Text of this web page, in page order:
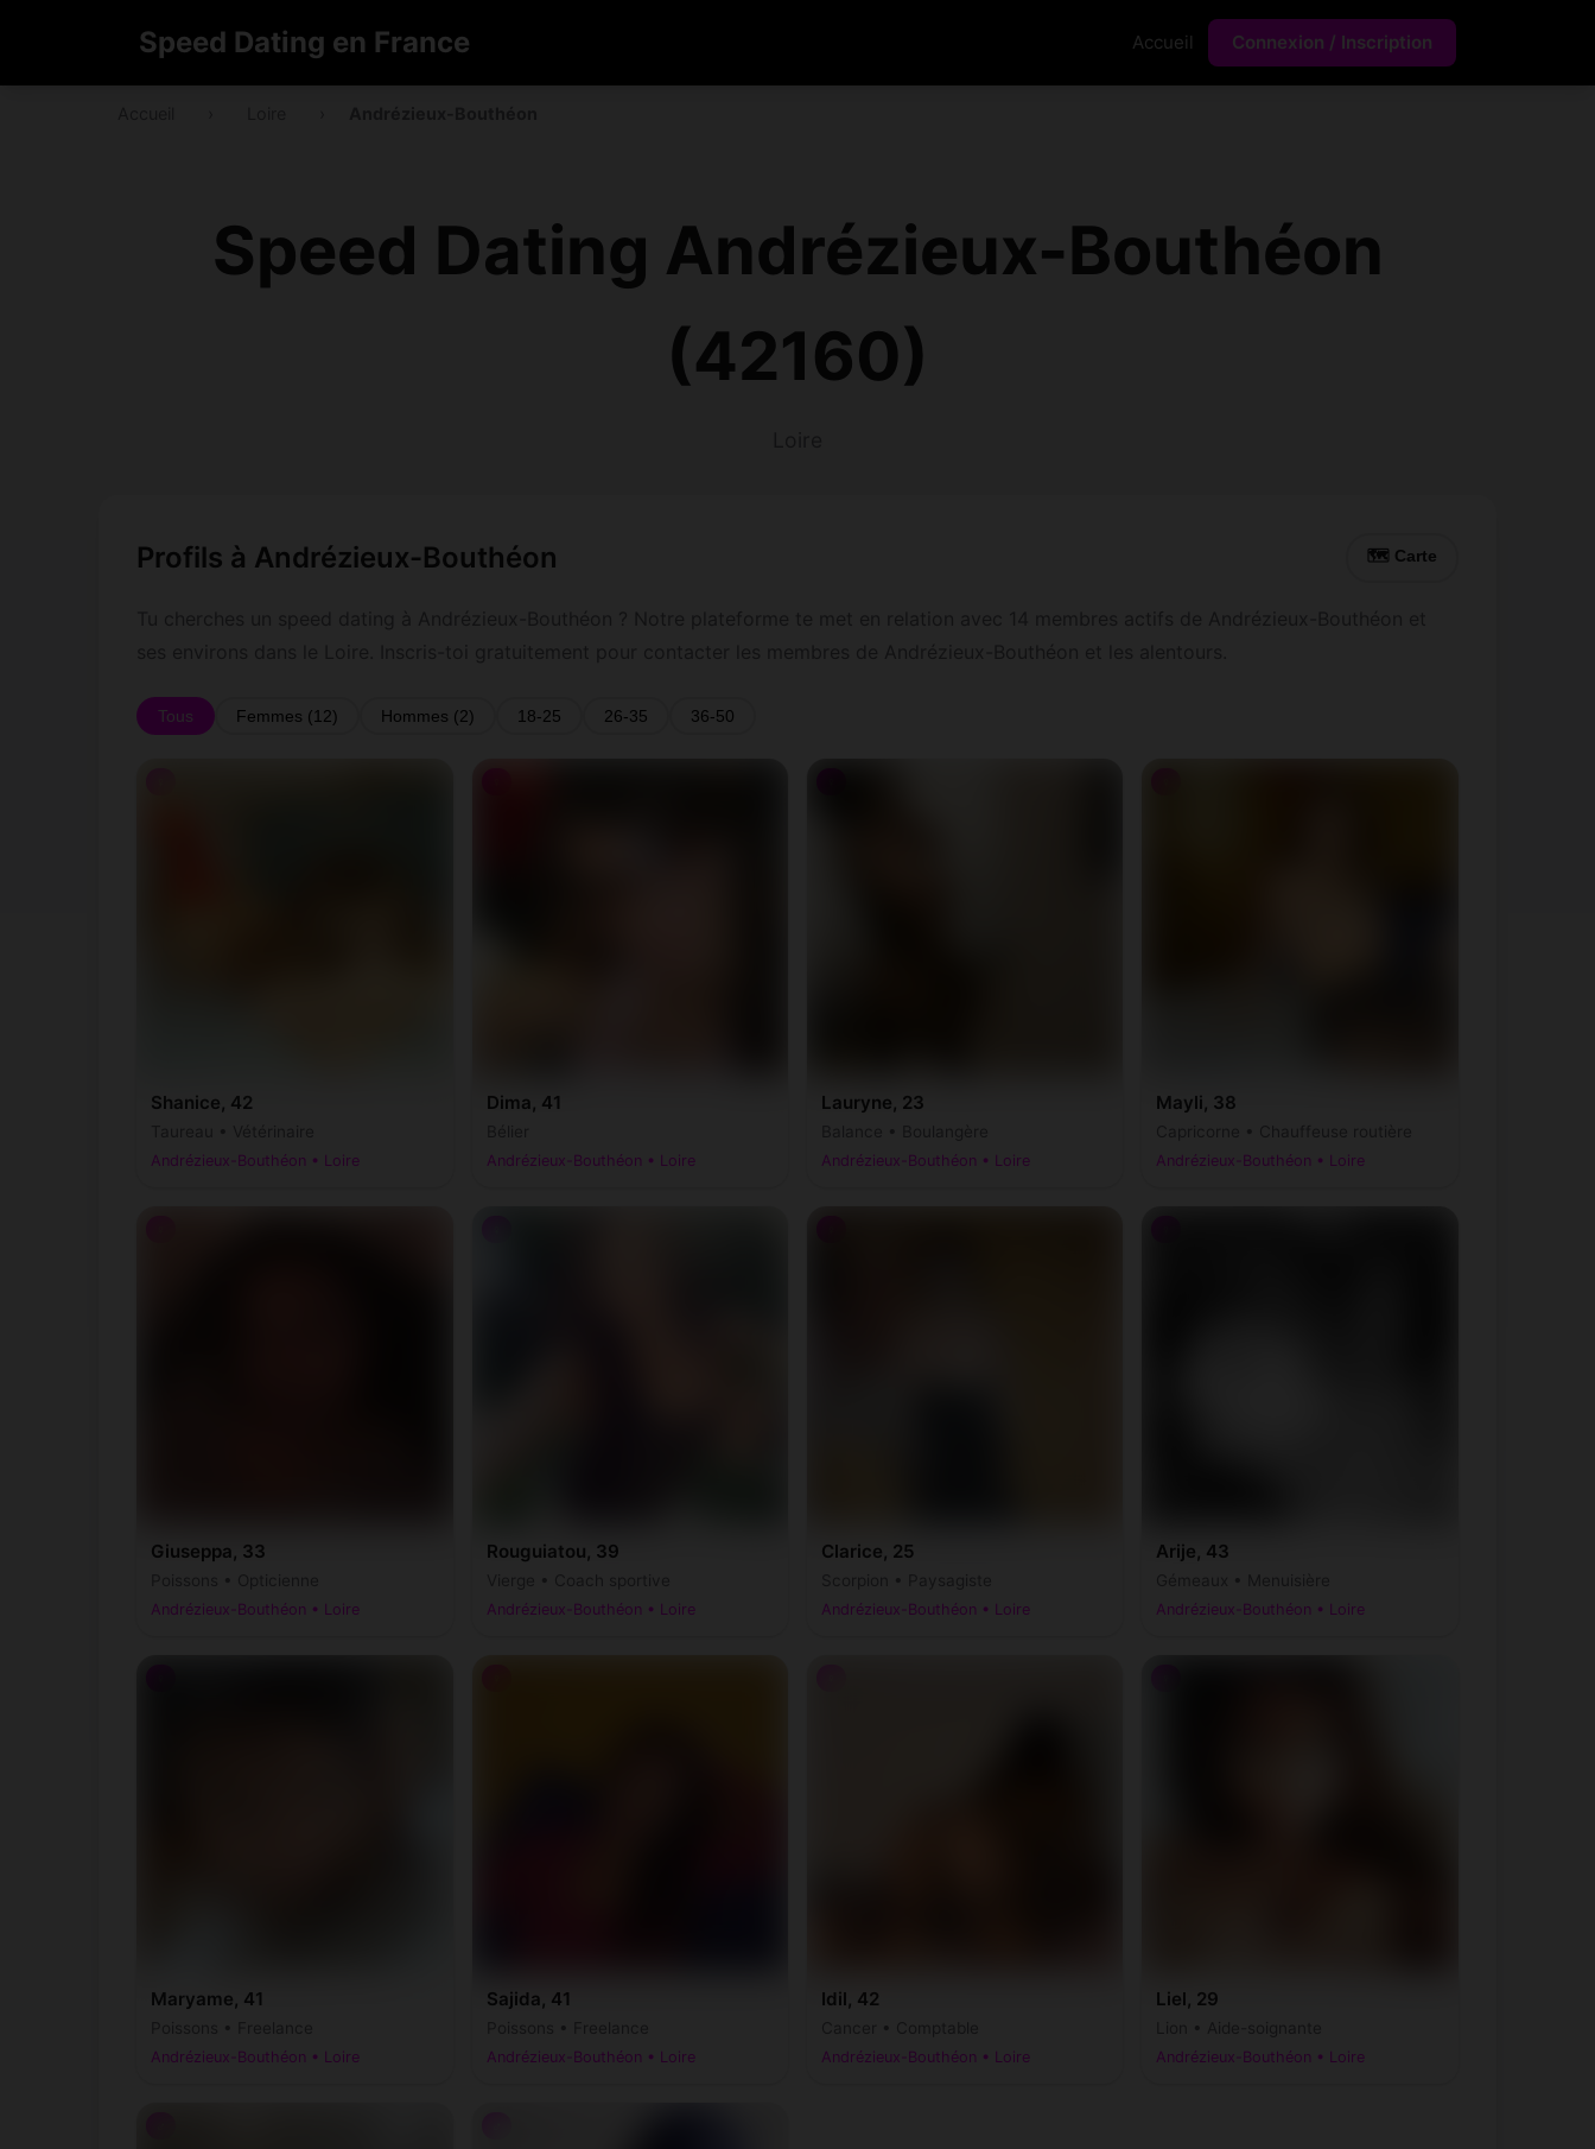
Speed Dating en France Accueil Connexion / Inscription
Speed Dating Andrézieux-Bouthéon
(42160)
Profils à Andrézieux-Bouthéon 🗺 Carte
Tous Femmes (12) Hommes (2) 18-25 26-35 36-50
Shanice, 42
Andrézieux-Bouthéon • Loire
Dima, 41
Andrézieux-Bouthéon • Loire
Lauryne, 23
Andrézieux-Bouthéon • Loire
Mayli, 38
Andrézieux-Bouthéon • Loire
Giuseppa, 33
Andrézieux-Bouthéon • Loire
Rouguiatou, 39
Andrézieux-Bouthéon • Loire
Clarice, 25
Andrézieux-Bouthéon • Loire
Arije, 43
Andrézieux-Bouthéon • Loire
Maryame, 41
Andrézieux-Bouthéon • Loire
Sajida, 41
Andrézieux-Bouthéon • Loire
Idil, 42
Andrézieux-Bouthéon • Loire
Liel, 29
Andrézieux-Bouthéon • Loire